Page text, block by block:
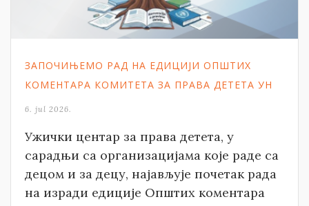
ЗАПОЧИЊЕМО РАД НА ЕДИЦИЈИ ОПШТИХ
КОМЕНТАРА КОМИТЕТА ЗА ПРАВА ДЕТЕТА УН
6. jul 2026.
Ужички центар за права детета, у
сарадњи са организацијама које раде са
децом и за децу, најављује почетак рада
на изради едиције Општих коментара